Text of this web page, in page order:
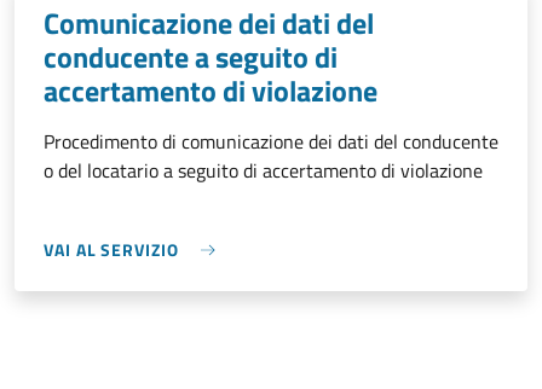
Comunicazione dei dati del
conducente a seguito di
accertamento di violazione
Procedimento di comunicazione dei dati del conducente
o del locatario a seguito di accertamento di violazione
VAI AL SERVIZIO